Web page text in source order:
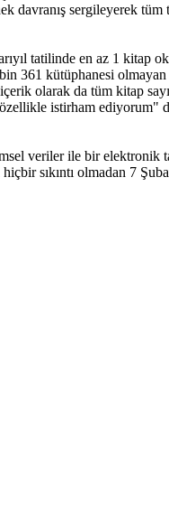
davranış sergileyerek
tatilinde en az 1
361 kütüphanesi
olarak da tüm kitap
istirham ediyorum"
veriler ile bir
sıkıntı olmadan 7